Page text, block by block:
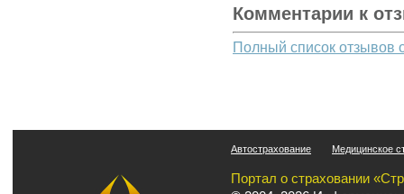
Комментарии к
Полный список отзывов
Автострахование Медицинское
Портал о страховании